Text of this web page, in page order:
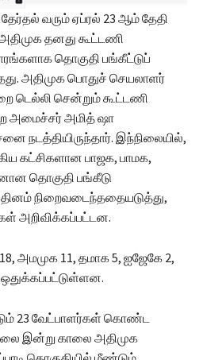
வரும் ஏப்ரல் 23 ஆம் தேதி
தனது கூட்டணி
தொகுதி பங்கீட்டுப்
அதிமுக பொதுச் செயலாளர்
டெல்லி சென்றும் கூட்டணி
அமைச்சர் அமித் ஷா
நடத்தியிருந்தார். இந்நிலையில்,
கட்சிகளான பாஜக, பாமக,
தொகுதி பங்கீடு
நிறைவடைந்ததையடுத்து,
அறிவிக்கப்பட்டன.
அமமுக 11, தமாக 5, ஐஜேகே 2,
23 வேட்பாளர்கள் கொண்ட
இன்று காலை அதிமுக